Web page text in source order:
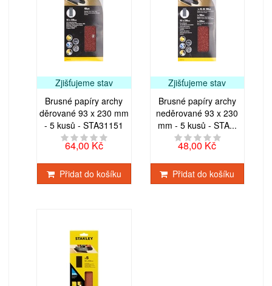
Zjišťujeme stav
Brusné papíry archy
děrované 93 x 230 mm
- 5 kusů - STA31151
64,00 Kč
Přidat do košíku
Zjišťujeme stav
Brusné papíry archy
neděrované 93 x 230
mm - 5 kusů - STA...
48,00 Kč
Přidat do košíku